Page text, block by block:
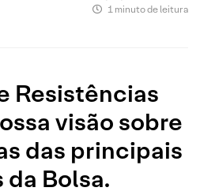
1 minuto de leitura
Resistências
visão sobre
das principais
da Bolsa.